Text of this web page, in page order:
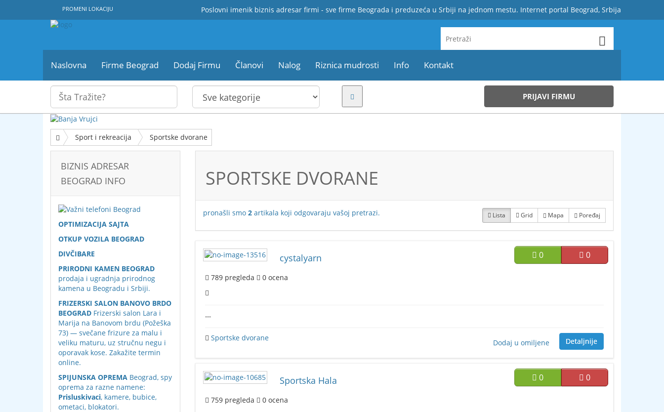
Poslovni imenik biznis adresar firmi - sve firme Beograda i preduzeća u Srbiji na jednom mestu. Internet portal Beograd, Srbija
PROMENI LOKACIJU
Naslovna Firme Beograd Dodaj Firmu Članovi Nalog Riznica mudrosti Info Kontakt
PRIJAVI FIRMU
Sport i rekreacija Sportske dvorane
BIZNIS ADRESAR
BEOGRAD INFO
OPTIMIZACIJA SAJTA
OTKUP VOZILA BEOGRAD
DIVČIBARE
PRIRODNI KAMEN BEOGRAD
prodaja i ugradnja prirodnog
kamena u Beogradu i Srbiji.
FRIZERSKI SALON BANOVO BRDO
BEOGRAD Frizerski salon Lara i
Marija na Banovom brdu (Požeška
73) — svečane frizure za malu i
veliku maturu, uz stručnu negu i
oporavak kose. Zakažite termin
online.
SPIJUNSKA OPREMA Beograd, spy
oprema za razne namene:
Prisluskivaci, kamere, bubice,
ometaci, blokatori.
SPORTSKE DVORANE
Lista Grid Mapa Poređaj
pronašli smo 2artikala koji odgovaraju vašoj pretrazi.
0 0
cystalyarn
789pregleda 0ocena
---
Detaljnije
Dodaj u omiljene
Sportske dvorane
0 0
Sportska Hala
759pregleda 0ocena